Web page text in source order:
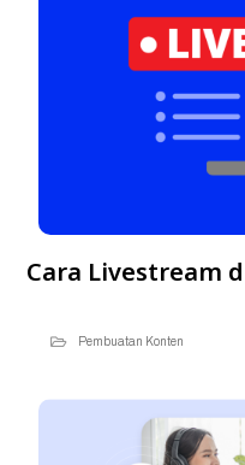
Cara Livestream
Pembuatan Konten